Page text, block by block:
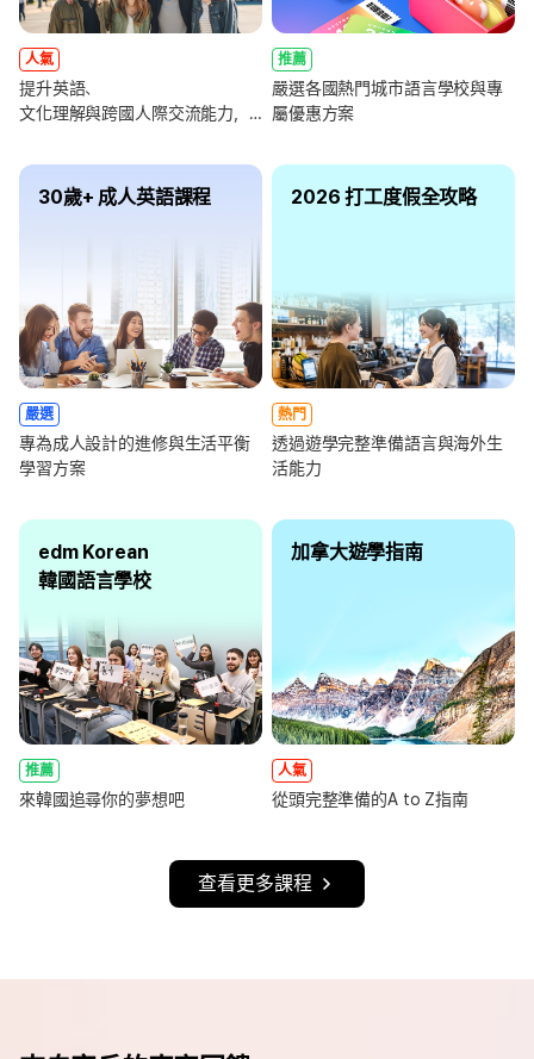
人氣
提升英語、
文化理解與跨國人際交流能力，
推薦
嚴選各國熱門城市語言學校與專
屬優惠方案
30歲+ 成人英語課程
嚴選
專為成人設計的進修與生活平衡
學習方案
2026 打工度假全攻略
熱門
透過遊學完整準備語言與海外生
活能力
edm Korean
韓國語言學校
推薦
來韓國追尋你的夢想吧
加拿大遊學指南
人氣
從頭完整準備的A to Z指南
查看更多課程